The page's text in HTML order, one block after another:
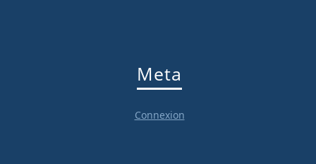
Meta
Connexion